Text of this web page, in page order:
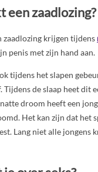
een zaadlozing?
zaadlozing krijgen tijdens
penis met zijn hand aan.
tijdens het slapen
Tijdens de slaap heet dit
droom heeft een
Het kan zijn dat het
Lang niet alle jongens